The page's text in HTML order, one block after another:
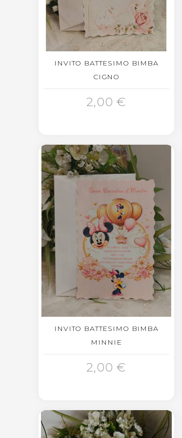
AGGIUNGI AL CARRELLO
INVITO BATTESIMO BIMBA
CIGNO
2,00 €
AGGIUNGI AL CARRELLO
INVITO BATTESIMO BIMBA
MINNIE
2,00 €